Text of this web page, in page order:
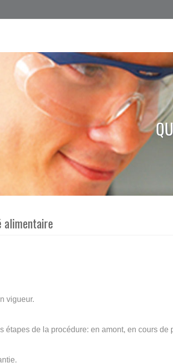
vigueur.
étapes de la procédure: en amont, en cours de